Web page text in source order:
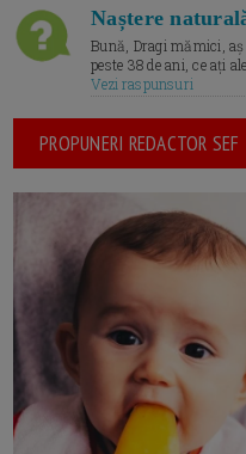
Naștere
Bună, Dragi mămici,
peste 38 de ani, ce ați
Vezi raspunsuri
PROPUNERI REDACTOR SEF